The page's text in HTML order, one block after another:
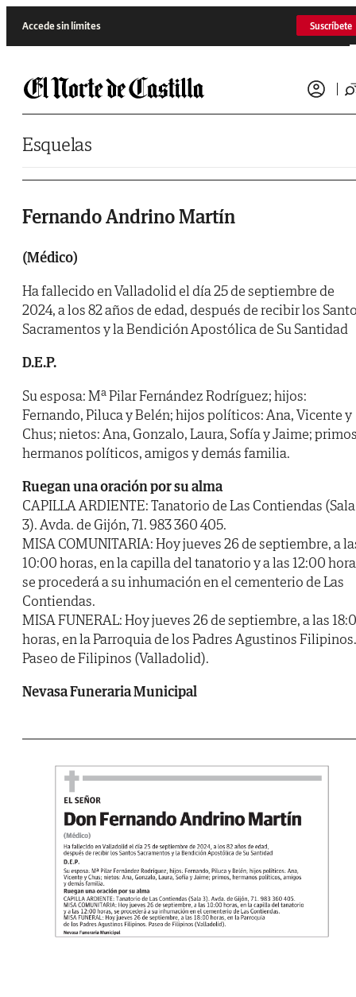
Accede sin límites Suscríbete
Esquelas
Fernando Andrino Martín
(Médico)
Ha fallecido en Valladolid el día 25 de septiembre de
2024, a los 82 años de edad, después de recibir los
Sacramentos y la Bendición Apostólica de Su Santidad
D.E.P.
Su esposa: Mª Pilar Fernández Rodríguez; hijos:
Fernando, Piluca y Belén; hijos políticos: Ana, Vicente y
Chus; nietos: Ana, Gonzalo, Laura, Sofía y Jaime;
hermanos políticos, amigos y demás familia.
Ruegan una oración por su alma
CAPILLA ARDIENTE: Tanatorio de Las Contiendas (Sala
3). Avda. de Gijón, 71. 983 360 405.
MISA COMUNITARIA: Hoy jueves 26 de septiembre, a
10:00 horas, en la capilla del tanatorio y a las 12:00
se procederá a su inhumación en el cementerio de Las
Contiendas.
MISA FUNERAL: Hoy jueves 26 de septiembre, a las
horas, en la Parroquia de los Padres Agustinos Filipinos.
Paseo de Filipinos (Valladolid).
Nevasa Funeraria Municipal